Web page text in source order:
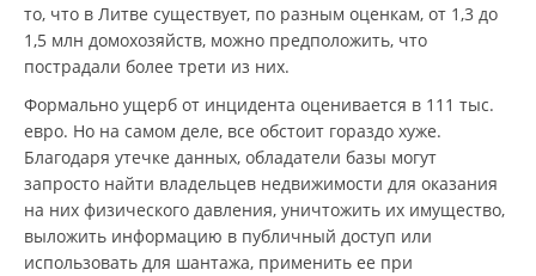
то, что в Литве существует, по разным оценкам, от 1,3 до
1,5 млн домохозяйств, можно предположить, что
пострадали более трети из них.
Формально ущерб от инцидента оценивается в 111 тыс.
евро. Но на самом деле, все обстоит гораздо хуже.
Благодаря утечке данных, обладатели базы могут
запросто найти владельцев недвижимости для оказания
на них физического давления, уничтожить их имущество,
выложить информацию в публичный доступ или
использовать для шантажа, применить ее при